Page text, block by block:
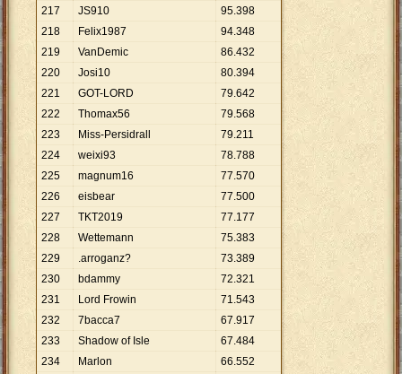
217
JS910 95.398
218
Felix1987 94.348
219
VanDemic 86.432
220
Josi10 80.394
221
GOT-LORD 79.642
222
Thomax56 79.568
223
Miss-Persidrall 79.211
224
weixi93 78.788
225
magnum16 77.570
226
eisbear 77.500
227
TKT2019 77.177
228
Wettemann 75.383
229
.arroganz? 73.389
230
bdammy 72.321
231
Lord Frowin 71.543
232
7bacca7 67.917
233
Shadow of Isle 67.484
234
Marlon 66.552